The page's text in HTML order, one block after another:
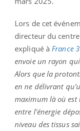
Lors de cet
directeur du
expliqué à France 3
envoie un rayon
Alors que la
en ne délivrant
maximum là où
entre l'énergie
niveau des tissus